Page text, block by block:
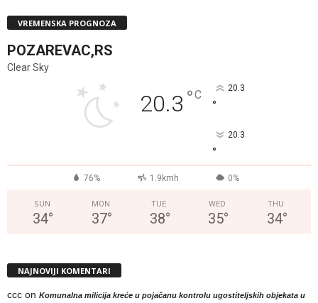
VREMENSKA PROGNOZA
POZAREVAC,RS
Clear Sky
20.3 °C 20.3
°
20.3
°
76% 1.9kmh 0%
SUN
34°
MON
37°
TUE
38°
WED
35°
THU
34°
NAJNOVIJI KOMENTARI
ccc on Komunalna milicija kreće u pojačanu kontrolu ugostiteljskih objekata u